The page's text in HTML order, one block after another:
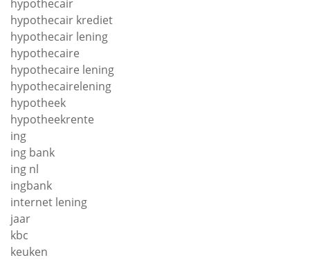
hypothecair
hypothecair krediet
hypothecair lening
hypothecaire
hypothecaire lening
hypothecairelening
hypotheek
hypotheekrente
ing
ing bank
ing nl
ingbank
internet lening
jaar
kbc
keuken